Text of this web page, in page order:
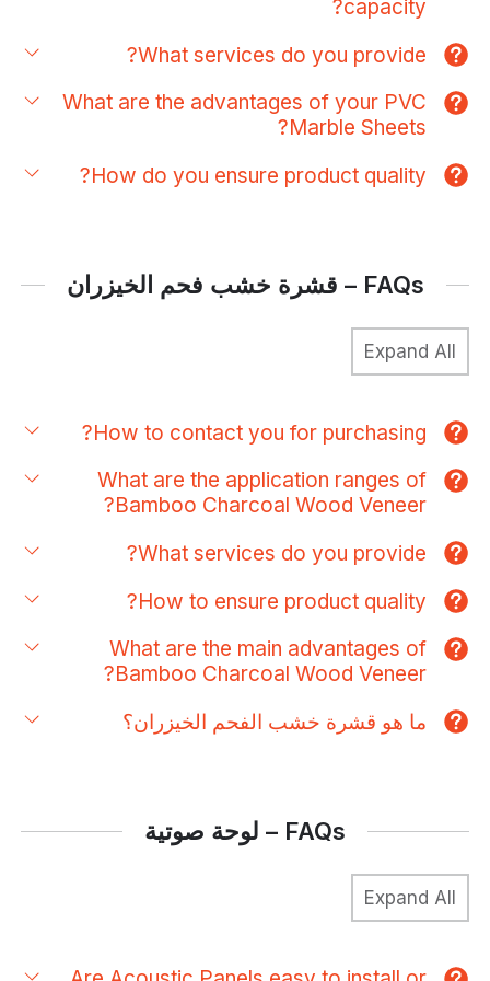
capacity?
What services do you provide?
What are the advantages of your PVC
Marble Sheets?
How do you ensure product quality?
قشرة خشب فحم الخيزران
How to contact you for purchasing?
What are the application ranges of
Bamboo Charcoal Wood Veneer?
What services do you provide?
How to ensure product quality?
What are the main advantages of
Bamboo Charcoal Wood Veneer?
ما هو قشرة خشب الفحم الخيزران؟
لوحة صوتية